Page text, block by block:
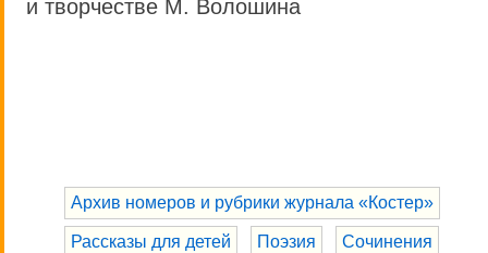
и творчестве М. Волошина
Архив номеров и рубрики журнала «Костер»
Рассказы для детей Поэзия Сочинения